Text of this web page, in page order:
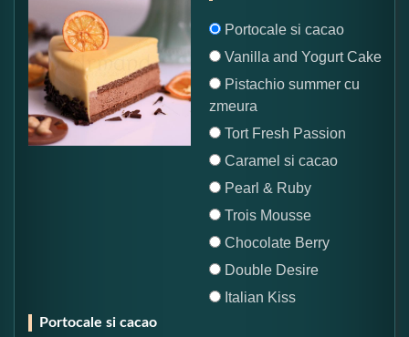
Portocale si cacao
Vanilla and Yogurt Cake
Pistachio summer cu
zmeura
Tort Fresh Passion
Caramel si cacao
Pearl & Ruby
Trois Mousse
Chocolate Berry
Double Desire
Italian Kiss
Portocale si cacao